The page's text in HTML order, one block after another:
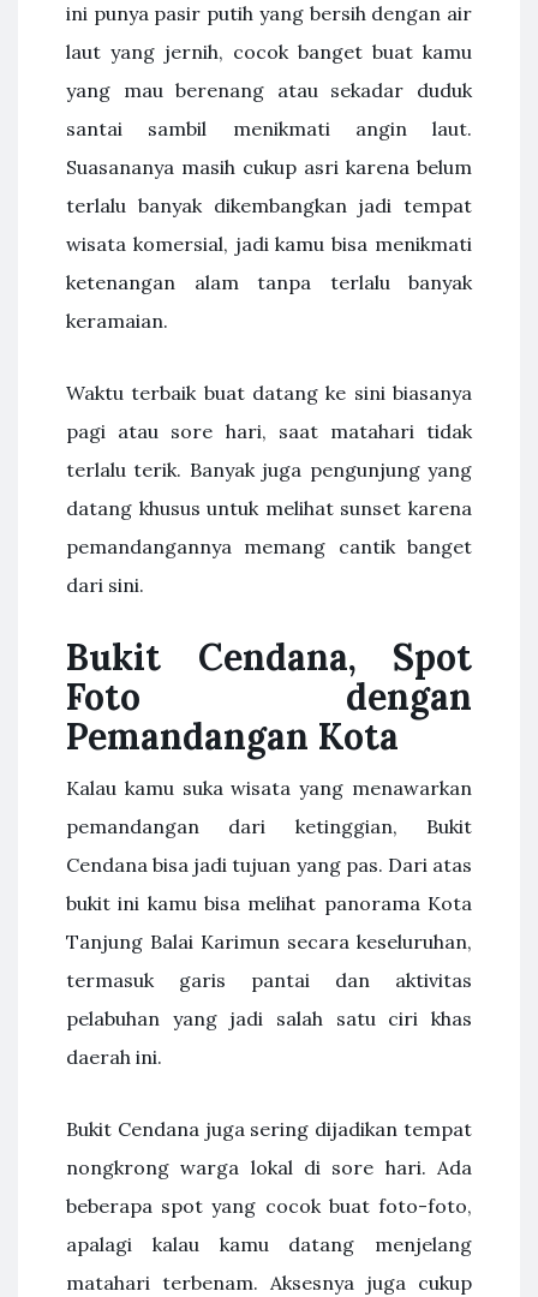
ini punya pasir putih yang bersih dengan air
laut yang jernih, cocok banget buat kamu
yang mau berenang atau sekadar duduk
santai sambil menikmati angin laut.
Suasananya masih cukup asri karena belum
terlalu banyak dikembangkan jadi tempat
wisata komersial, jadi kamu bisa menikmati
ketenangan alam tanpa terlalu banyak
keramaian.
Waktu terbaik buat datang ke sini biasanya
pagi atau sore hari, saat matahari tidak
terlalu terik. Banyak juga pengunjung yang
datang khusus untuk melihat sunset karena
pemandangannya memang cantik banget
dari sini.
Bukit Cendana, Spot
Foto dengan
Pemandangan Kota
Kalau kamu suka wisata yang menawarkan
pemandangan dari ketinggian, Bukit
Cendana bisa jadi tujuan yang pas. Dari atas
bukit ini kamu bisa melihat panorama Kota
Tanjung Balai Karimun secara keseluruhan,
termasuk garis pantai dan aktivitas
pelabuhan yang jadi salah satu ciri khas
daerah ini.
Bukit Cendana juga sering dijadikan tempat
nongkrong warga lokal di sore hari. Ada
beberapa spot yang cocok buat foto-foto,
apalagi kalau kamu datang menjelang
matahari terbenam. Aksesnya juga cukup